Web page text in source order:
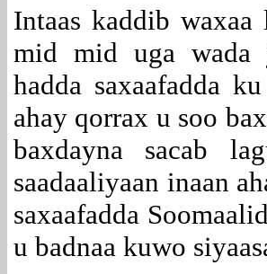
Intaas kaddib
mid mid uga wada
hadda saxaafadda
ahay qorrax u soo
baxdayna sacab
saadaaliyaan inaan
saxaafadda
u badnaa kuwo